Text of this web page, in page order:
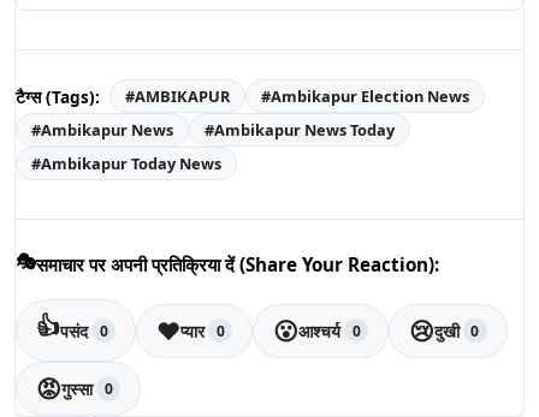
टैग्स (Tags): #AMBIKAPUR #Ambikapur Election News
#Ambikapur News #Ambikapur News Today
#Ambikapur Today News
🎭समाचार पर अपनी प्रतिक्रिया दें (Share Your Reaction):
👍पसंद 0 ❤️प्यार 0 😮आश्चर्य 0 😢दुखी 0
😡गुस्सा 0